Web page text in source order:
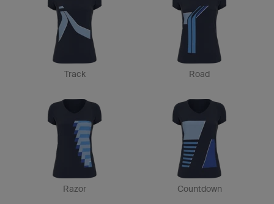
Track Road
Razor Countdown